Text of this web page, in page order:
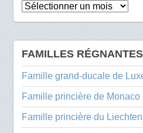
Archives
FAMILLES RÉGNANTES
Famille grand-ducale de
Famille princière de Monaco
Famille princière du